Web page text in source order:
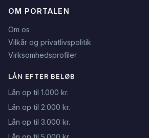
OM PORTALEN
Om os
Vilkår og privatlivspolitik
Virksomhedsprofiler
LÅN EFTER BELØB
Lån op til 1.000 kr.
Lån op til 2.000 kr.
Lån op til 3.000 kr.